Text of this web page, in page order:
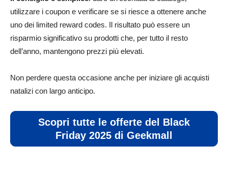
utilizzare i coupon e verificare se si riesce a ottenere anche
uno dei limited reward codes. Il risultato può essere un
risparmio significativo su prodotti che, per tutto il resto
dell’anno, mantengono prezzi più elevati.
Non perdere questa occasione anche per iniziare gli acquisti
natalizi con largo anticipo.
Scopri tutte le offerte del Black
Friday 2025 di Geekmall